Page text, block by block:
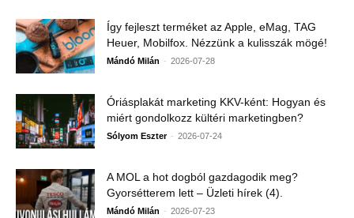
Így fejleszt terméket az Apple, eMag, TAG
Heuer, Mobilfox. Nézzünk a kulisszák mögé!
Mándó Milán - 2026-07-28
Óriásplakát marketing KKV-ként: Hogyan és
miért gondolkozz kültéri marketingben?
Sólyom Eszter - 2026-07-24
A MOL a hot dogból gazdagodik meg?
Gyorsétterem lett – Üzleti hírek (4).
Mándó Milán - 2026-07-23